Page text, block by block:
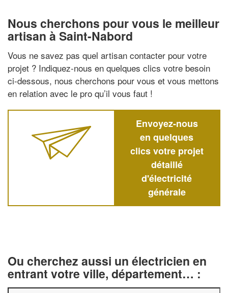
Nous cherchons pour vous le meilleur
artisan à Saint-Nabord
Vous ne savez pas quel artisan contacter pour votre
projet ? Indiquez-nous en quelques clics votre besoin
ci-dessous, nous cherchons pour vous et vous mettons
en relation avec le pro qu’il vous faut !
Envoyez-nous
en quelques
clics votre projet
détaillé
d'électricité
générale
Ou cherchez aussi un électricien en
entrant votre ville, département… :